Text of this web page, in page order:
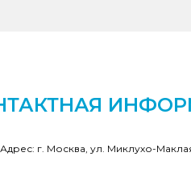
Адрес: г. Москва, ул. Миклухо-